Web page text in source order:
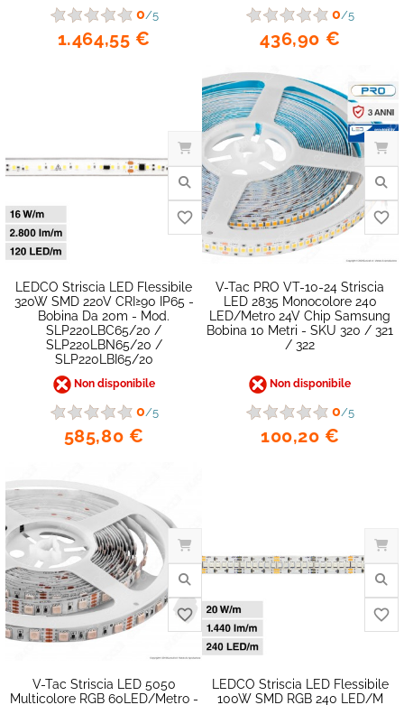
favorite_border
0/5
1.464,55 €
0/5
436,90 €
LEDCO Striscia LED Flessibile
320W SMD 220V CRI≥90 IP65 -
Bobina Da 20m - Mod.
SLP220LBC65/20 /
SLP220LBN65/20 /
SLP220LBI65/20
Non disponibile
0/5
585,80 €
V-Tac PRO VT-10-24 Striscia
LED 2835 Monocolore 240
LED/metro 24V Chip Samsung
Bobina 10 Metri - SKU 320 / 321
/ 322
Non disponibile
0/5
100,20 €
V-Tac Striscia LED 5050
Multicolore RGB 60LED/metro -
LEDCO Striscia LED Flessibile
100W SMD RGB 240 LED/m